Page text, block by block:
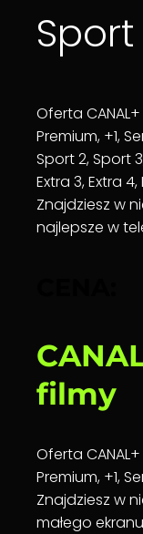
Sport
Oferta
Premium, +1,
Sport 2, Sport
Extra 3, Extra 4,
Znajdziesz w
najlepsze w
filmy
Oferta
Premium, +1,
Znajdziesz w
małego